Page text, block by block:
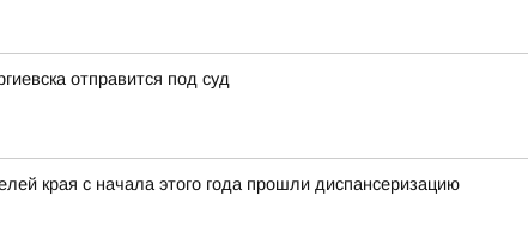
отправится под суд
края с начала этого года прошли диспансеризацию